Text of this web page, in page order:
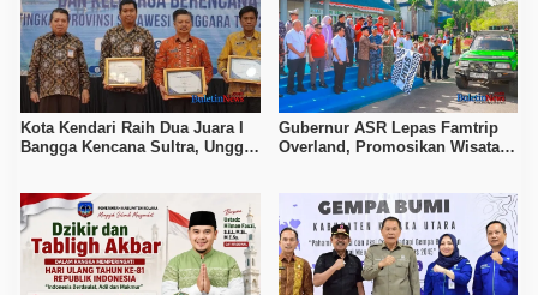
Kota Kendari Raih Dua Juara I
Bangga Kencana Sultra, Unggul
Gubernur ASR Lepas Famtrip
Overland, Promosikan Wisata